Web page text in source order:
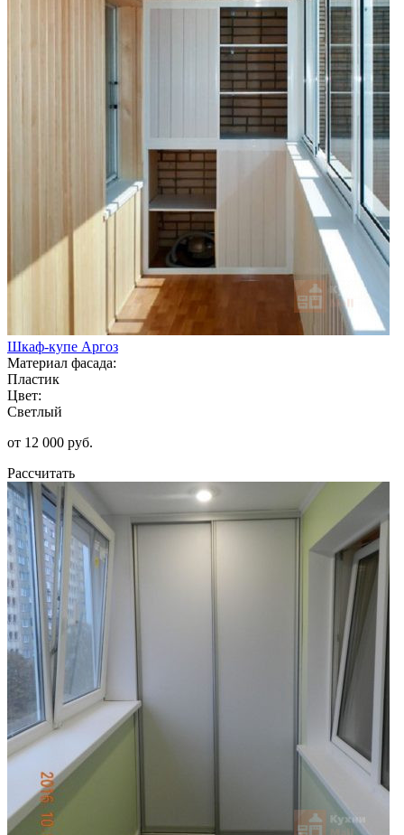
Шкаф-купе Аргоз
Материал фасада:
Пластик
Цвет:
Светлый
от 12 000 руб.
Рассчитать